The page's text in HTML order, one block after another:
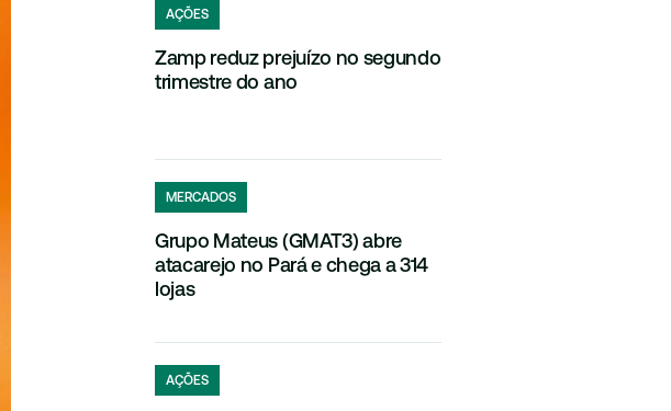
AÇÕES
Zamp reduz prejuízo no segundo
trimestre do ano
MERCADOS
Grupo Mateus (GMAT3) abre
atacarejo no Pará e chega a 314
lojas
AÇÕES